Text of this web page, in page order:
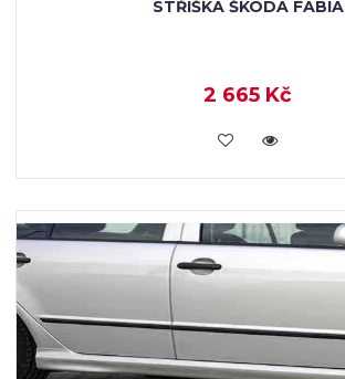
STŘÍŠKA ŠKODA FABIA
2 665 Kč
KOUPIT